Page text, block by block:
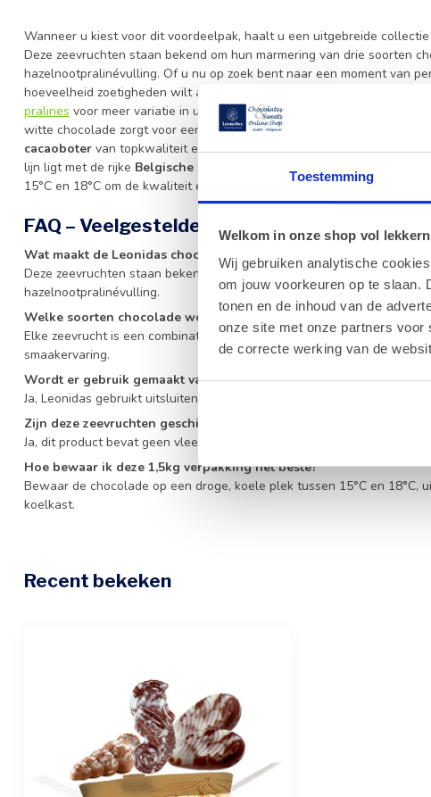
Toestemming
Welkom in onze shop vol
Wij gebruiken analytische
om jouw voorkeuren op te slaan.
tonen en de inhoud van de
onze site met onze partners voor
de correcte werking van de
Wanneer u kiest voor dit voordeelpak, haalt u een uitgebreide
Deze zeevruchten staan bekend om hun marmering van drie soorten
hazelnootpralinévulling. Of u nu op zoek bent naar een moment van
hoeveelheid zoetigheden wilt aanbieden, deze selectie biedt voor elk
pralines voor meer variatie in uw chocoladegeschenken. De combinatie
witte chocolade zorgt voor een gebalanceerde smaakervaring die elke
cacaoboter van topkwaliteit en het ontbreken van palmolie, geniet u
lijn ligt met de rijke Belgische chocolade
15°C en 18°C om de kwaliteit en textuur optimaal te behouden.
FAQ – Veelgestelde vragen over Leonidas
Wat maakt de Leonidas chocolade zeevruchten zo bijzonder?
Deze zeevruchten staan bekend om hun marmering van drie soorten
hazelnootpralinévulling.
Welke soorten chocolade worden er in dit product gebruikt?
Elke zeevrucht is een combinatie van melkchocolade, pure chocolade
smaakervaring.
Wordt er gebruik gemaakt van duurzame ingrediënten?
Ja, Leonidas gebruikt uitsluitend 100% pure cacaoboter en verwerkt
Zijn deze zeevruchten geschikt voor vegetariërs?
Ja, dit product bevat geen vlees of dierlijke bijproducten en is
Hoe bewaar ik deze 1,5kg verpakking het beste?
Bewaar de chocolade op een droge, koele plek tussen 15°C en 18°C,
koelkast.
Recent bekeken